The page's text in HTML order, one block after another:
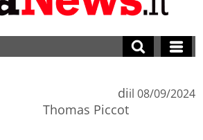
di
Thomas Piccot
il 08/09/2024